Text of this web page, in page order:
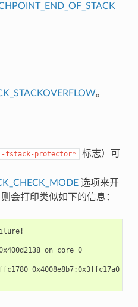
。
-fstack-protector*
标志）可
选项来开
会打印类似如下的信息：
on core 0
0x4008e8b7:0x3ffc17a0